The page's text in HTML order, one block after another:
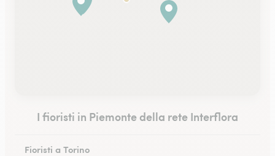
I fioristi in Piemonte della rete Interflora
Fioristi a Torino